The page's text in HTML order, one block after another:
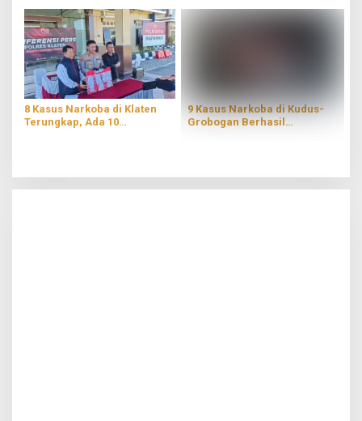
8 Kasus Narkoba di Klaten
Terungkap, Ada 10
9 Kasus Narkoba di Kudus-
Grobogan Berhasil